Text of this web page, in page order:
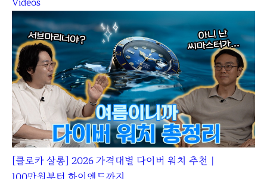
Videos
[클로카 살롱] 2026 가격대별 다이버 워치 추천｜